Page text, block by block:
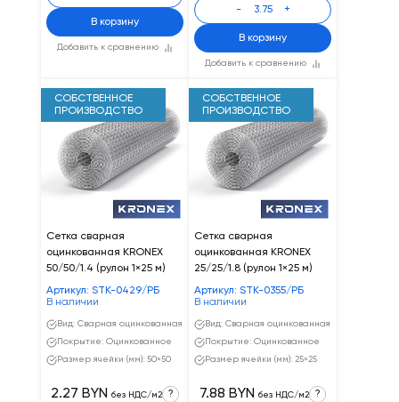
Добавить к сравнению
В корзину
Добавить к сравнению
- +
В корзину
СОБСТВЕННОЕ
ПРОИЗВОДСТВО
Сетка сварная
оцинкованная KRONEX
50/50/1.4 (рулон 1×25 м)
Артикул: STK-0429/РБ
В наличии
Вид: Сварная оцинкованная
Покрытие: Оцинкованное
Размер ячейки (мм): 50×50
2.27 BYN без НДС/м2 ?
СОБСТВЕННОЕ
ПРОИЗВОДСТВО
Сетка сварная
оцинкованная KRONEX
25/25/1.8 (рулон 1×25 м)
Артикул: STK-0355/РБ
В наличии
Вид: Сварная оцинкованная
Покрытие: Оцинкованное
Размер ячейки (мм): 25×25
7.88 BYN без НДС/м2 ?